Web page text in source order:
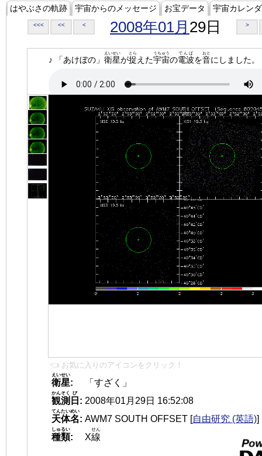
はやぶさの軌跡 宇宙からのメッセージ お宝データ 宇宙カレン
<<< << < 2008年01月 29日 >
♪ 「あけぼの」 衛星
えいせい
が捉
とら
えた宇宙
うちゅう
の電波
でんぱ
を音
おと
にしました。
👈 お気に入りのアイコンをクリック！
衛星
えいせい
:
「すざく」
観測
かんそく
日
び
: 2008年01月29日 16:52:08
天体名
てんたいめい
: AWM7 SOUTH OFFSET [自由研究 (英語)]
種類
しゅるい
: X線
せん